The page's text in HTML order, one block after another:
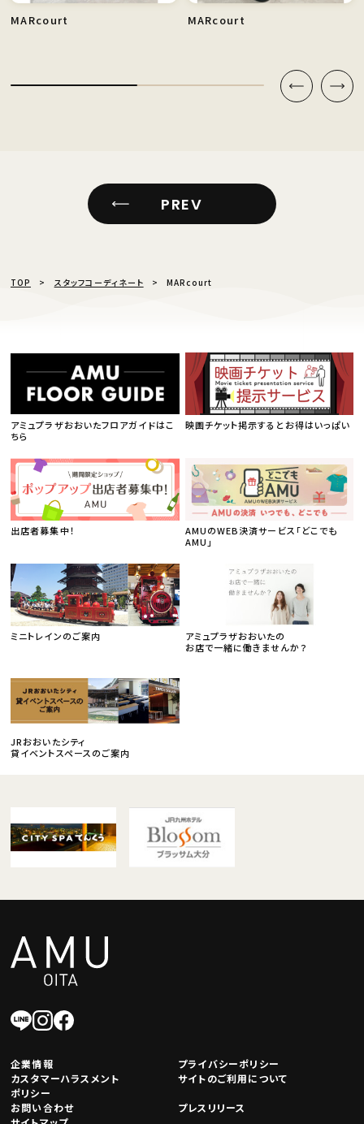
MARcourt MARcourt
PREV
TOP スタッフコーディネート MARcourt
アミュプラザおおいたフロアガイドはこ
ちら
映画チケット掲示するとお得はいっぱい
出店者募集中！
AMUのWEB決済サービス「どこでも
AMU」
ミニトレインのご案内
アミュプラザおおいたの
お店で一緒に働きませんか？
JRおおいたシティ
貸イベントスペースのご案内
企業情報
プライバシーポリシー
カスタマーハラスメント
ポリシー
サイトのご利用について
お問い合わせ
プレスリリース